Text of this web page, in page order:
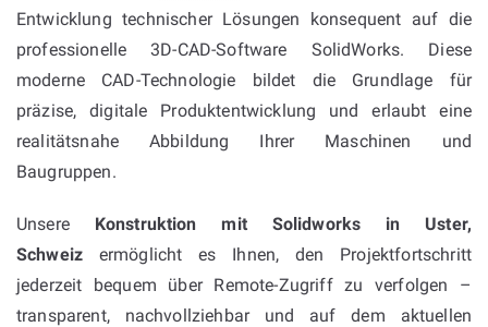
Entwicklung technischer Lösungen konsequent auf die
professionelle 3D-CAD-Software SolidWorks. Diese
moderne CAD-Technologie bildet die Grundlage für
präzise, digitale Produktentwicklung und erlaubt eine
realitätsnahe Abbildung Ihrer Maschinen und
Baugruppen.
Unsere Konstruktion mit Solidworks in Uster,
Schweiz ermöglicht es Ihnen, den Projektfortschritt
jederzeit bequem über Remote-Zugriff zu verfolgen –
transparent, nachvollziehbar und auf dem aktuellen